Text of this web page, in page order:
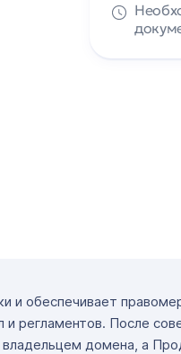
и обеспечивает
регламентов. После
домена, а